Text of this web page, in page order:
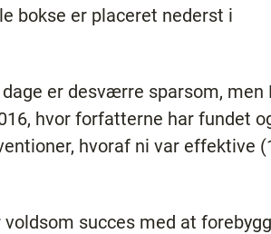
bokse er placeret nederst i
er desværre sparsom, men
hvor forfatterne har fundet
hvoraf ni var effektive
voldsom succes med at